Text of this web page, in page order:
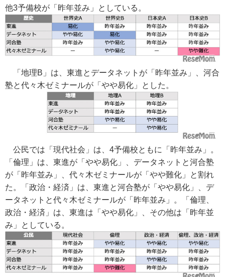
他3予備校が「昨年並み」としている。
「地理B」は、東進とデータネットが「昨年並み」、河合
塾と代々木ゼミナールが「やや易化」とした。
公民では「現代社会」は、4予備校ともに「昨年並み」。
「倫理」は、東進が「やや易化」、データネットと河合塾
が「昨年並み」、代々木ゼミナールが「やや難化」と割れ
た。「政治・経済」は、東進と河合塾が「やや易化」、デ
ータネットと代々木ゼミナールが「昨年並み」。「倫理、
政治・経済」は、東進は「やや易化」、その他は「昨年並
み」としている。